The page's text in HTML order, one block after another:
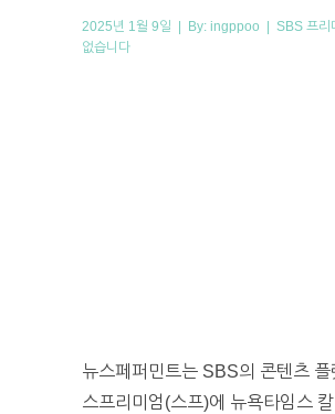
2025년 1월 9일 | By: ingppoo | SBS 프리
없습니다
뉴스페퍼민트는 SBS의 콘텐츠 플
스프리미엄(스프)에 뉴욕타임스